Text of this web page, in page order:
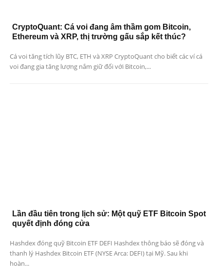
CryptoQuant: Cá voi đang âm thầm gom Bitcoin,
Ethereum và XRP, thị trường gấu sắp kết thúc?
Cá voi tăng tích lũy BTC, ETH và XRP CryptoQuant cho biết các ví cá
voi đang gia tăng lượng nắm giữ đối với Bitcoin,...
Lần đầu tiên trong lịch sử: Một quỹ ETF Bitcoin Spot
quyết định đóng cửa
Hashdex đóng quỹ Bitcoin ETF DEFI Hashdex thông báo sẽ đóng và
thanh lý Hashdex Bitcoin ETF (NYSE Arca: DEFI) tại Mỹ. Sau khi
hoàn...